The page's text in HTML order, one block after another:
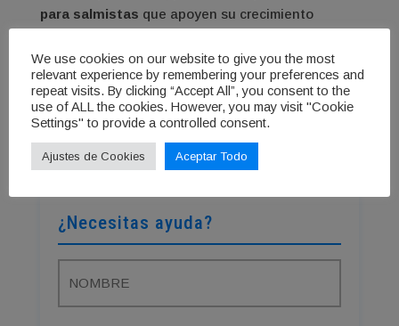
para salmistas que apoyen su crecimiento
auténtica y solemne en cada celebración. Estos
recursos no solo fortalecen la técnica vocal, sino
que también inspiran a los salmistas a enriquecer
la experiencia de la comunidad en la misa,
convirtiéndose en verdaderos canales de
inspiración y alabanza.
¿Necesitas ayuda?
We use cookies on our website to give you the most
relevant experience by remembering your preferences and
repeat visits. By clicking “Accept All”, you consent to the
use of ALL the cookies. However, you may visit "Cookie
Settings" to provide a controlled consent.
Ajustes de Cookies Aceptar Todo